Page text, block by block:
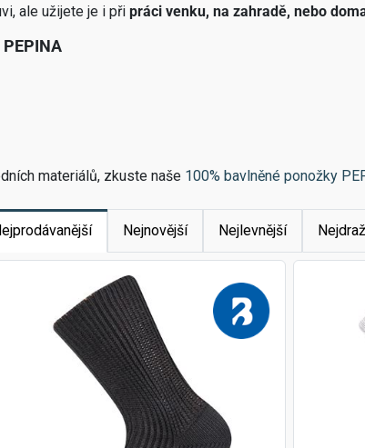
ale užijete je i při práci venku, na zahradě, nebo
materiálů, zkuste naše 100% bavlněné ponožky
Nejnovější Nejlevnější